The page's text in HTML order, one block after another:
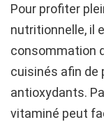
Pour profiter
nutritionnelle, il
consommation
cuisinés afin de
antioxydants.
vitaminé peut